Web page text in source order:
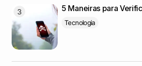
5 Maneiras para
Tecnologia